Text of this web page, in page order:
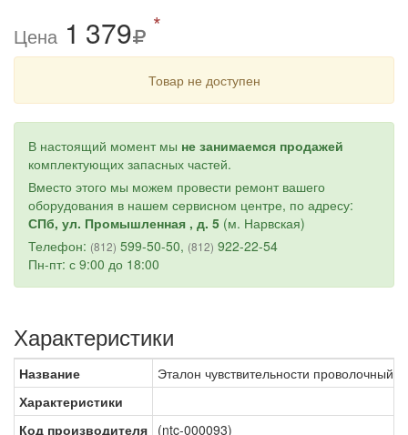
Цена 1 379 *
Товар не доступен
В настоящий момент мы не занимаемся продажей
комплектующих запасных частей.
Вместо этого мы можем провести ремонт вашего
оборудования в нашем сервисном центре, по адресу:
СПб, ул. Промышленная , д. 5 (м. Нарвская)
Телефон: (812) 599-50-50, (812) 922-22-54
Пн-пт: с 9:00 до 18:00
Характеристики
Название
Эталон чувствительности проволочный
Характеристики
Код производителя (ntc-000093)